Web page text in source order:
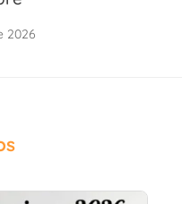
2026